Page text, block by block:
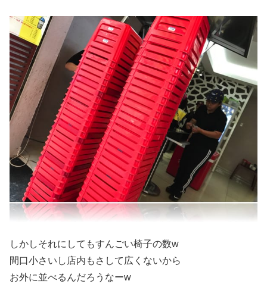
しかしそれにしてもすんごい椅子の数w
間口小さいし店内もさして広くないから
お外に並べるんだろうなーw